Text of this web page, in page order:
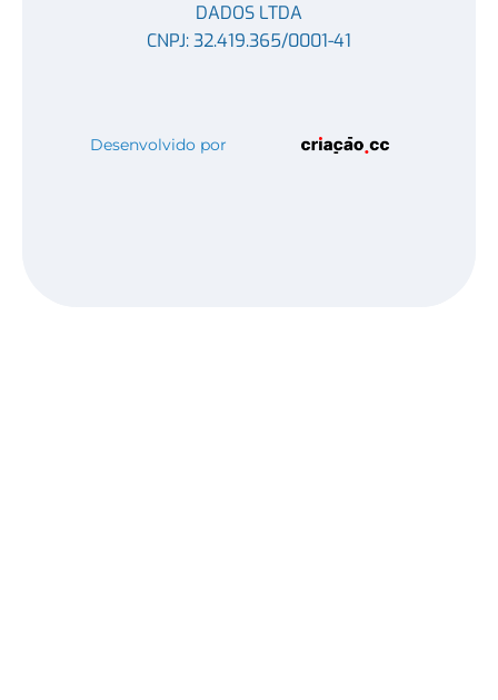
DADOS LTDA
CNPJ: 32.419.365/0001-41
Desenvolvido por